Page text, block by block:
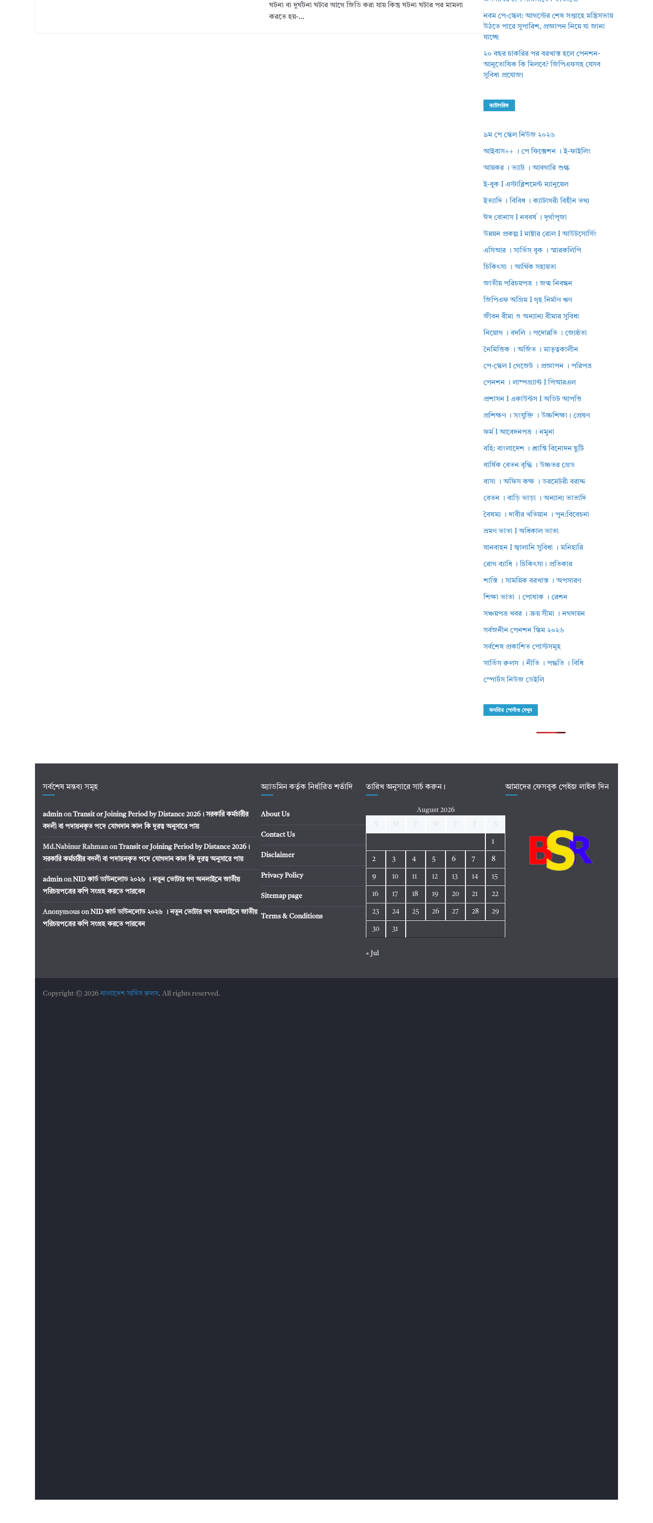
ঘটনা বা দুর্ঘটনা ঘটার আগে জিডি করা যায় কিন্তু ঘটনা ঘটার পর মামলা
করতে হয়-…
নবম পে-স্কেল: আগস্টের শেষ সপ্তাহে মন্ত্রিসভায়
উঠতে পারে সুপারিশ, প্রজ্ঞাপন নিয়ে যা জানা
যাচ্ছে
২০ বছর চাকরির পর বরখাস্ত হলে পেনশন-
আনুতোষিক কি মিলবে? জিপিএফসহ যেসব
সুবিধা প্রযোজ্য
ক্যাটাগরিজ
৯ম পে স্কেল নিউজ ২০২৬
আইবাস++ । পে ফিক্সেশন । ই-ফাইলিং
আয়কর । ভ্যাট । আবগারি শুল্ক
ই-বুক I এস্টাব্লিশমেন্ট ম্যানুয়েল
ইত্যাদি । বিবিধ । ক্যাটাগরী বিহীন তথ্য
ঈদ বোনাস I নববর্ষ । দূর্গাপূজা
উন্নয়ন প্রকল্প I মাষ্টার রোল I আউটসোর্সিং
এসিআর । সার্ভিস বুক । স্মারকলিপি
চিকিৎসা । আর্থিক সহায়তা
জাতীয় পরিচয়পত্র । জন্ম নিবন্ধন
জিপিএফ অগ্রিম I গৃহ নির্মাণ ঋণ
জীবন বীমা ও অন্যান্য বীমার সুবিধা
নিয়োগ । বদলি । পদোন্নতি । জ্যেষ্ঠতা
নৈমিত্তিক । অর্জিত । মাতৃত্বকালীন
পে-স্কেল I গেজেট । প্রজ্ঞাপন । পরিপত্র
পেনশন । লাম্পগ্র্যান্ট I পিআরএল
প্রশাসন I একাউন্টস I অডিট আপত্তি
প্রশিক্ষণ । সংযুক্তি । উচ্চশিক্ষা। প্রেষণ
ফর্ম I আবেদনপত্র । নমুনা
বহি: বাংলাদেশ । শ্রান্তি বিনোদন ছুটি
বার্ষিক বেতন বৃদ্ধি । উচ্চতর গ্রেড
বাসা । অফিস কক্ষ । ডরমেটরী বরাদ্দ
বেতন । বাড়ি ভাড়া । অন্যান্য ভাতাদি
বৈষম্য । দাবীর খতিয়ান । পুন:বিবেচনা
ভ্রমণ ভাতা I অধিকাল ভাতা
যানবাহন I জ্বালানি সুবিধা । মনিহারি
রোগ ব্যাধি । চিকিৎসা। প্রতিকার
শাস্তি । সাময়িক বরখাস্ত । অপসারণ
শিক্ষা ভাতা । পোষাক । রেশন
সঞ্চয়পত্র খবর । ক্রয় সীমা । নগদায়ন
সর্বজনীন পেনশন স্কিম ২০২৬
সর্বশেষ প্রকাশিত পোস্টসমূহ
সার্ভিস রুলস । নীতি । পদ্ধতি । বিধি
স্পোর্টস নিউজ ডেইলি
জনপ্রিয় পোস্টগু দেখুন
সর্বশেষ মন্তব্য সমূহ
adminonTransit or Joining Period by Distance 2026। সরকারি কর্মচারীর
বদলী বা পদায়নকৃত পদে যোগদান কাল কি দূরত্ব অনুসারে পায়
Md.Nabinur RahmanonTransit or Joining Period by Distance 2026।
সরকারি কর্মচারীর বদলী বা পদায়নকৃত পদে যোগদান কাল কি দূরত্ব অনুসারে পায়
adminonNID কার্ড ডাউনলোড ২০২৬ । নতুন ভোটার গণ অনলাইনে জাতীয়
পরিচয়পত্রের কপি সংগ্রহ করতে পারবেন
Anonymous onNID কার্ড ডাউনলোড ২০২৬ । নতুন ভোটার গণ অনলাইনে জাতীয়
পরিচয়পত্রের কপি সংগ্রহ করতে পারবেন
অ্যাডমিন কর্তৃক নির্ধারিত শর্তাদি
About Us
Contact Us
Disclaimer
Privacy Policy
Sitemap page
Terms & Conditions
তারিখ অনুসারে সার্চ করুন।
August 2026
1
2 3 4 5 6 7 8
9 10 11 12 13 14 15
16 17 18 19 20 21 22
23 24 25 26 27 28 29
30 31
« Jul
আমাদের ফেসবুক পেইজ লাইক দিন
Copyright © 2026বাংলাদেশ সার্ভিস রুলস. All rights reserved.